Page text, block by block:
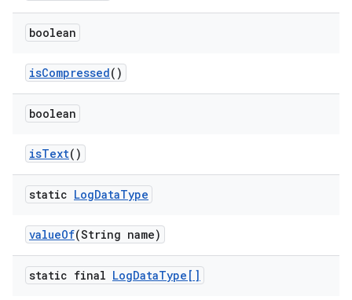
boolean
isCompressed()
boolean
isText()
static LogDataType
valueOf(String name)
static final LogDataType[]